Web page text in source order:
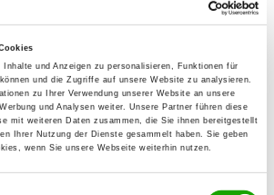
und Anzeigen zu personalisieren, Funktionen für
und die Zugriffe auf unsere Website zu analysieren.
zu Ihrer Verwendung unserer Website an unsere
und Analysen weiter. Unsere Partner führen diese
mit weiteren Daten zusammen, die Sie ihnen bereitgestellt
Ihrer Nutzung der Dienste gesammelt haben. Sie geben
wenn Sie unsere Webseite weiterhin nutzen.
about the local group
16
Rottenbach